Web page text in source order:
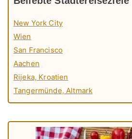
New York City
Wien
San Francisco
Aachen
Rijeka, Kroatien
Tangermünde, Altmark